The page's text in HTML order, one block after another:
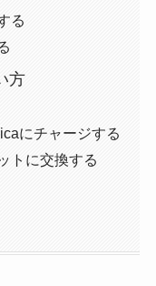
る
方
にチャージする
トに交換する